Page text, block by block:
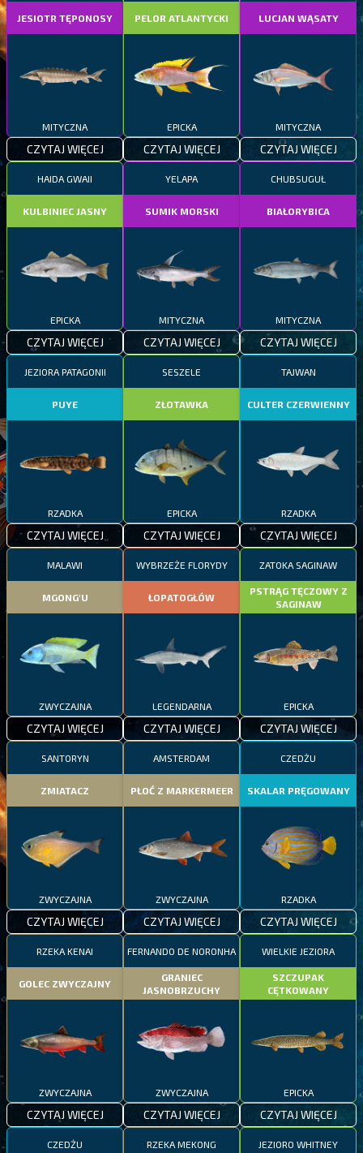
JESIOTR TĘPONOSY
MITYCZNA
CZYTAJ WIĘCEJ
PELOR ATLANTYCKI
EPICKA
CZYTAJ WIĘCEJ
LUCJAN WĄSATY
MITYCZNA
CZYTAJ WIĘCEJ
HAIDA GWAII
KULBINIEC JASNY
EPICKA
CZYTAJ WIĘCEJ
YELAPA
SUMIK MORSKI
MITYCZNA
CZYTAJ WIĘCEJ
CHUBSUGUŁ
BIAŁORYBICA
MITYCZNA
CZYTAJ WIĘCEJ
JEZIORA PATAGONII
PUYE
RZADKA
CZYTAJ WIĘCEJ
SESZELE
ZŁOTAWKA
EPICKA
CZYTAJ WIĘCEJ
TAJWAN
CULTER CZERWIENNY
RZADKA
CZYTAJ WIĘCEJ
MALAWI
MGONG'U
ZWYCZAJNA
CZYTAJ WIĘCEJ
WYBRZEŻE FLORYDY
ŁOPATOGŁÓW
LEGENDARNA
CZYTAJ WIĘCEJ
ZATOKA SAGINAW
PSTRĄG TĘCZOWY Z
SAGINAW
EPICKA
CZYTAJ WIĘCEJ
SANTORYN
ZMIATACZ
ZWYCZAJNA
CZYTAJ WIĘCEJ
AMSTERDAM
PŁOĆ Z MARKERMEER
ZWYCZAJNA
CZYTAJ WIĘCEJ
CZEDŻU
SKALAR PRĘGOWANY
RZADKA
CZYTAJ WIĘCEJ
RZEKA KENAI
GOLEC ZWYCZAJNY
ZWYCZAJNA
CZYTAJ WIĘCEJ
FERNANDO DE NORONHA
GRANIEC
JASNOBRZUCHY
ZWYCZAJNA
CZYTAJ WIĘCEJ
WIELKIE JEZIORA
SZCZUPAK
CĘTKOWANY
EPICKA
CZYTAJ WIĘCEJ
CZEDŻU RZEKA MEKONG JEZIORO WHITNEY